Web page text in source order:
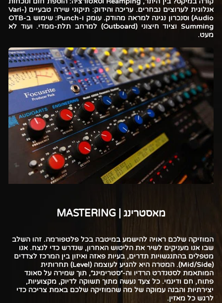
אנלוגית לערוצים נבחרים. עריכה והידוק:
תיקוני שירה טבעיים (Vari-
Audio) וסנכרון נגינה למראה מהודק.
עומק ו-Punch:
שימוש ב-OTB
Summing וציוד חיצוני (Outboard) למרחב תלת-ממדי. ועוד לא
מעט.
מאסטרינג | MASTERING
המוזיקה שלכם ראויה להישמע במיטבה בכל פלטפורמה. זהו השלב
שבו אנו מעניקים לשיר את הליטוש האחרון, שנדרש כדי לנצח. אנו
מטפלים בהתנגשויות תדרים, בעיות פאזה ואיזון בין המרכז לצדדים
(Mid/Side). המטרה היא להגיע לעוצמה (Level) תחרותית
המותאמת לסטנדרט הרדיו וה-״סטרימינג״, תוך שמירה על סאונד
פתוח, חם ודינמי. כל צעד נעשה מתוך תשוקה לדיוק, מקצועיות,
יצירתיות והבנה עמוקה של מה שהמוזיקה שלכם באמת צריכה כדי
לרגש כל מאזין.